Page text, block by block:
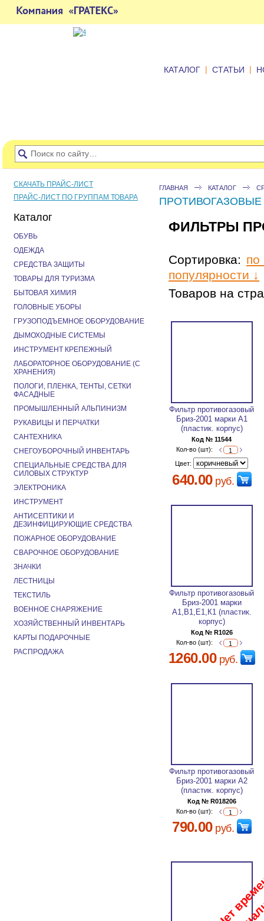
КАТАЛОГ | СТАТЬИ |
ГЛАВНАЯ КАТАЛОГ
ФИЛЬТРЫ
Сортировка: по
популярности ↓
Товаров на
Фильтр противогазовый
Бриз-2001 марки А1
(пластик. корпус)
Код № 11544
Кол-во (шт):
Цвет:
640.00руб.
Фильтр противогазовый
Бриз-2001 марки
А1,В1,Е1,К1 (пластик.
корпус)
Код № R1026
Кол-во (шт):
1260.00руб.
Фильтр противогазовый
Бриз-2001 марки А2
(пластик. корпус)
Код № R018206
Кол-во (шт):
790.00руб.
СКАЧАТЬ ПРАЙС-ЛИСТ
ПРАЙС-ЛИСТ ПО ГРУППАМ ТОВАРА
Каталог
ОБУВЬ
ОДЕЖДА
СРЕДСТВА ЗАЩИТЫ
ТОВАРЫ ДЛЯ ТУРИЗМА
БЫТОВАЯ ХИМИЯ
ГОЛОВНЫЕ УБОРЫ
ГРУЗОПОДЪЕМНОЕ ОБОРУДОВАНИЕ
ДЫМОХОДНЫЕ СИСТЕМЫ
ИНСТРУМЕНТ КРЕПЕЖНЫЙ
ЛАБОРАТОРНОЕ ОБОРУДОВАНИЕ (С
ХРАНЕНИЯ)
ПОЛОГИ, ПЛЕНКА, ТЕНТЫ, СЕТКИ
ФАСАДНЫЕ
ПРОМЫШЛЕННЫЙ АЛЬПИНИЗМ
РУКАВИЦЫ И ПЕРЧАТКИ
САНТЕХНИКА
СНЕГОУБОРОЧНЫЙ ИНВЕНТАРЬ
СПЕЦИАЛЬНЫЕ СРЕДСТВА ДЛЯ
СИЛОВЫХ СТРУКТУР
ЭЛЕКТРОНИКА
ИНСТРУМЕНТ
АНТИСЕПТИКИ И
ДЕЗИНФИЦИРУЮЩИЕ СРЕДСТВА
ПОЖАРНОЕ ОБОРУДОВАНИЕ
СВАРОЧНОЕ ОБОРУДОВАНИЕ
ЗНАЧКИ
ЛЕСТНИЦЫ
ТЕКСТИЛЬ
ВОЕННОЕ СНАРЯЖЕНИЕ
ХОЗЯЙСТВЕННЫЙ ИНВЕНТАРЬ
КАРТЫ ПОДАРОЧНЫЕ
РАСПРОДАЖА